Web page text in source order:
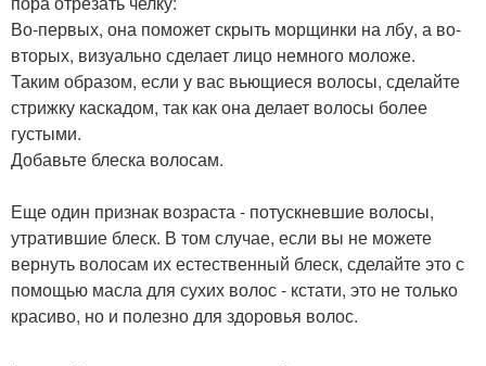
Во-первых, она поможет скрыть морщинки на лбу, а во-
вторых, визуально сделает лицо немного моложе.
Таким образом, если у вас вьющиеся волосы, сделайте
стрижку каскадом, так как она делает волосы более
густыми.
Добавьте блеска волосам.
Еще один признак возраста - потускневшие волосы,
утратившие блеск. В том случае, если вы не можете
вернуть волосам их естественный блеск, сделайте это с
помощью масла для сухих волос - кстати, это не только
красиво, но и полезно для здоровья волос.